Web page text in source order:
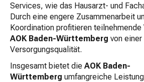
Services, wie das Hausarzt- und
Durch eine engere Zusammenarbeit
Koordination profitieren
AOK Baden-Württemberg von
Versorgungsqualität.
Insgesamt bietet die AOK Baden-
Württemberg umfangreiche